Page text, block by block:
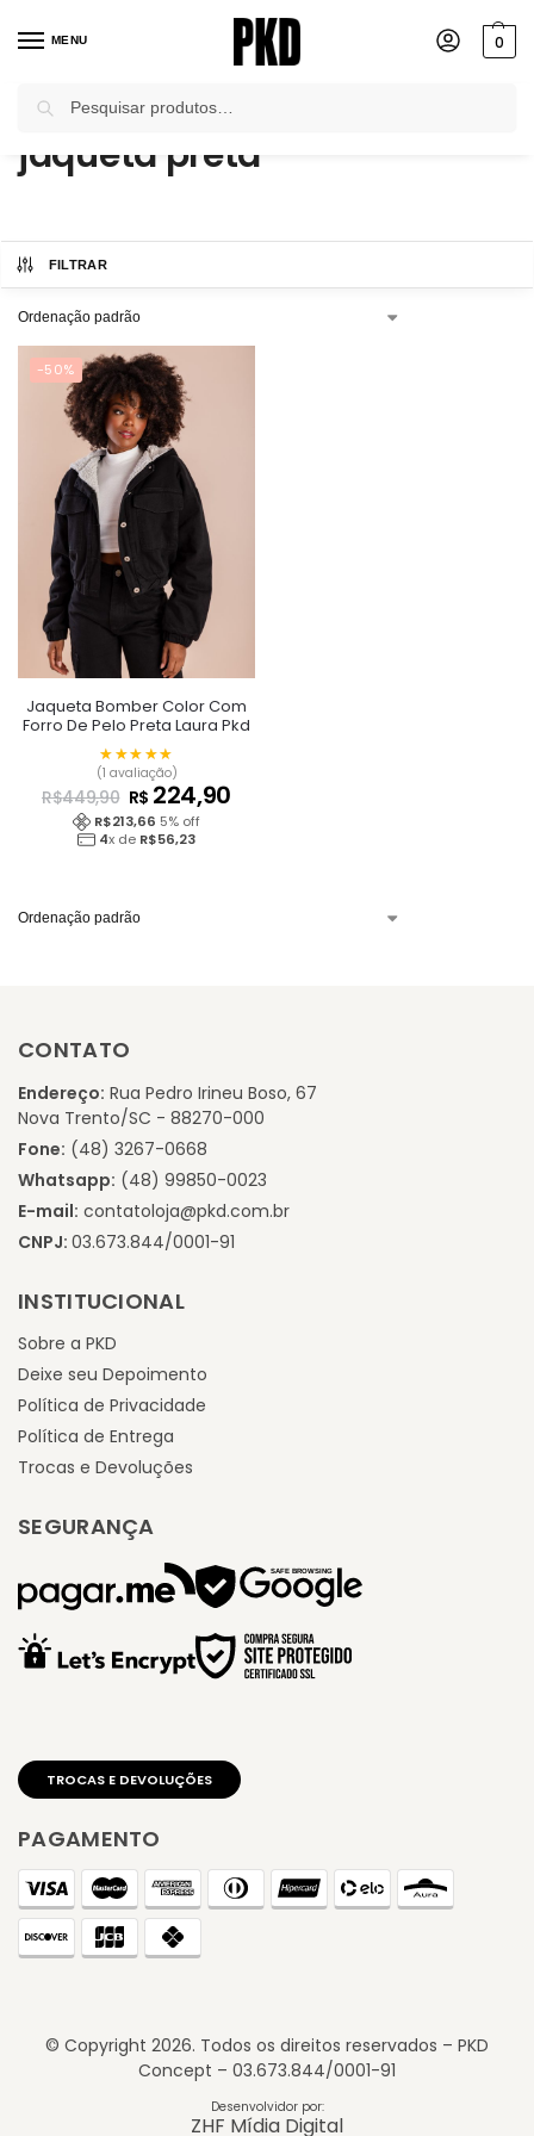
MENU 0
Início / Produtos marcados com a tag “jaqueta preta”
jaqueta preta
FILTRAR
-50%
Jaqueta Bomber Color Com
Forro De Pelo Preta Laura Pkd
R$449,90 R$ 224,90
★★★★★
★★★★★
(1 avaliação)
R$213,66 5% off
4x de R$56,23
CONTATO
Endereço: Rua Pedro Irineu Boso, 67
Nova Trento/SC - 88270-000
Fone: (48) 3267-0668
Whatsapp: (48) 99850-0023
E-mail: contatoloja@pkd.com.br
CNPJ: 03.673.844/0001-91
INSTITUCIONAL
Sobre a PKD
Deixe seu Depoimento
Política de Privacidade
Política de Entrega
Trocas e Devoluções
SEGURANÇA
PAGAMENTO
© Copyright 2026. Todos os direitos reservados – PKD
Concept – 03.673.844/0001-91
Desenvolvidor por:
ZHF Mídia Digital